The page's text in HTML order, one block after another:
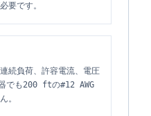
要です。
続負荷、許容電流、電圧
でも200 ftの#12 AWG
。